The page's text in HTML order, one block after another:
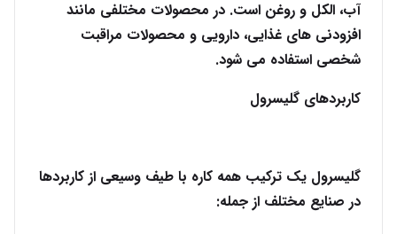
آب، الکل و روغن است. در محصولات مختلفی مانند
افزودنی های غذایی، دارویی و محصولات مراقبت
شخصی استفاده می شود.
کاربردهای گلیسرول
گلیسرول یک ترکیب همه کاره با طیف وسیعی از کاربردها
در صنایع مختلف از جمله: